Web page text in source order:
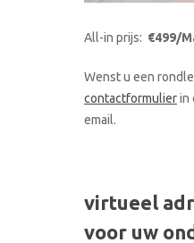
All-in prijs: €499/
Wenst u een
contactformulierin
email.
virtueel
voor uw